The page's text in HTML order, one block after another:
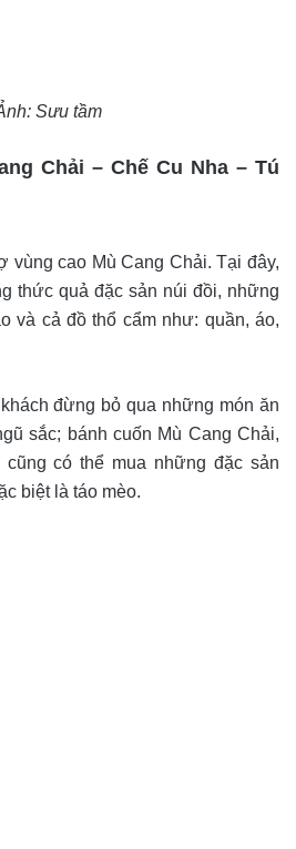
Sưu tầm
Chải – Chế Cu Nha – Tú
vùng cao Mù Cang Chải. Tại đây,
thức quả đặc sản núi đồi, những
và cả đồ thổ cẩm như: quần, áo,
đừng bỏ qua những món ăn
sắc; bánh cuốn Mù Cang Chải,
có thể mua những đặc sản
biệt là táo mèo.